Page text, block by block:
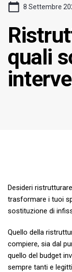
8 Settembre
quali
Desideri
trasformare i tuoi
sostituzione di
Quello della
compiere, sia dal
quello del budget
sempre tanti e